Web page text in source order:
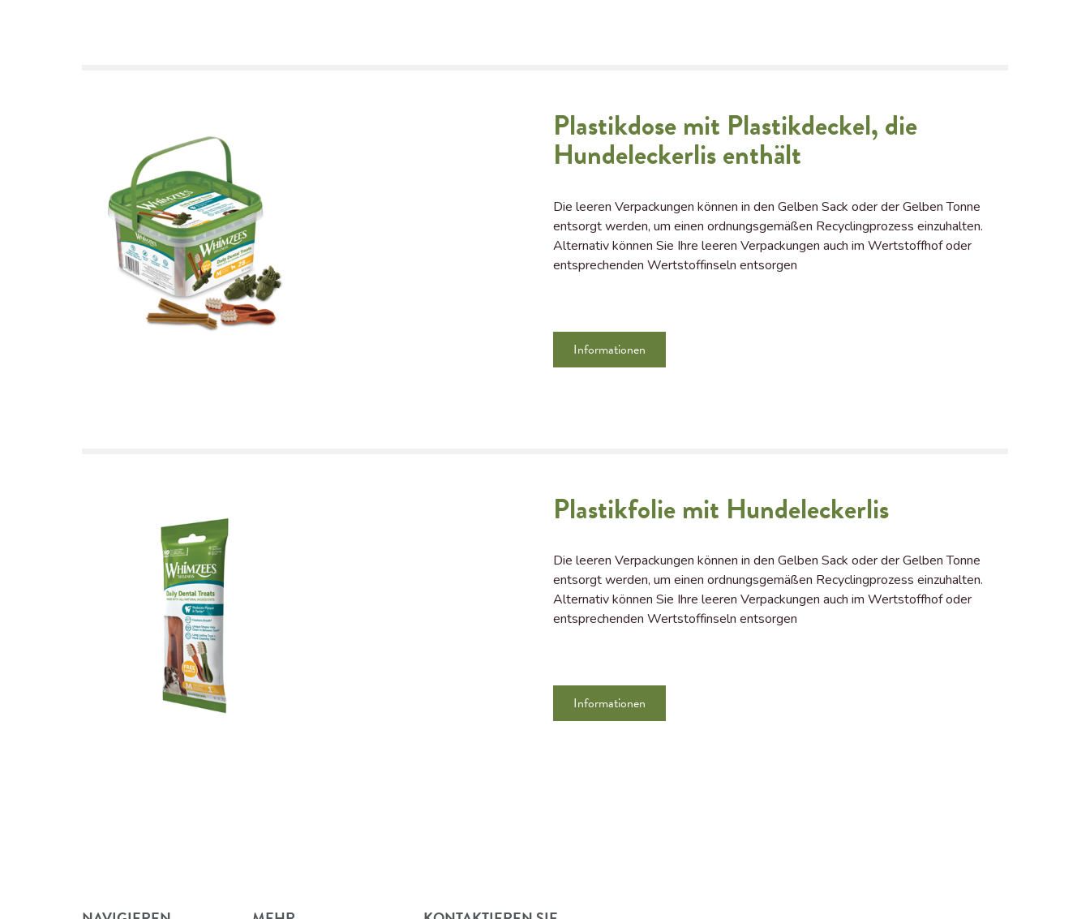
Plastikdose mit Plastikdeckel, die
Hundeleckerlis enthält
Die leeren Verpackungen können in den Gelben Sack oder der Gelben Tonne
entsorgt werden, um einen ordnungsgemäßen Recyclingprozess einzuhalten.
Alternativ können Sie Ihre leeren Verpackungen auch im Wertstoffhof oder
entsprechenden Wertstoffinseln entsorgen
Informationen
Plastikfolie mit Hundeleckerlis
Die leeren Verpackungen können in den Gelben Sack oder der Gelben Tonne
entsorgt werden, um einen ordnungsgemäßen Recyclingprozess einzuhalten.
Alternativ können Sie Ihre leeren Verpackungen auch im Wertstoffhof oder
entsprechenden Wertstoffinseln entsorgen
Informationen